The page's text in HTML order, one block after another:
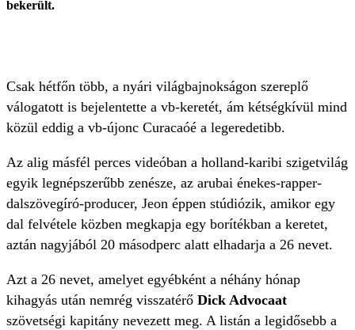
bekerült.
Csak hétfőn több, a nyári világbajnokságon szereplő
válogatott is bejelentette a vb-keretét, ám kétségkívül mind
közül eddig a vb-újonc Curacaóé a legeredetibb.
Az alig másfél perces videóban a holland-karibi szigetvilág
egyik legnépszerűbb zenésze, az arubai énekes-rapper-
dalszövegíró-producer, Jeon éppen stúdiózik, amikor egy
dal felvétele közben megkapja egy borítékban a keretet,
aztán nagyjából 20 másodperc alatt elhadarja a 26 nevet.
Azt a 26 nevet, amelyet egyébként a néhány hónap
kihagyás után nemrég visszatérő Dick Advocaat
szövetségi kapitány nevezett meg. A listán a legidősebb a